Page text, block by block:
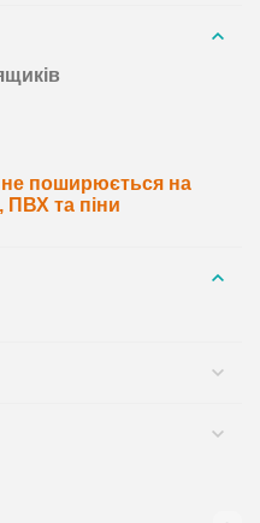
не поширюється на
ПВХ та піни